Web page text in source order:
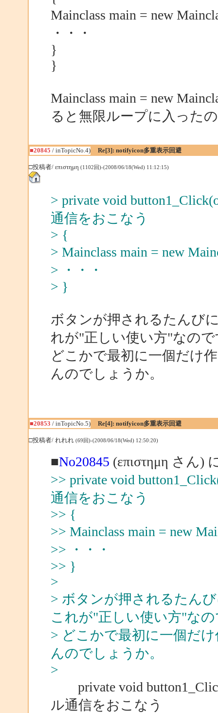
Mainclass main = new
・・・
}
}
Mainclass main = new
ると無限ループに入った
■20845 / inTopicNo.4) Re[3]: notifyicon多重表示回避
□投稿者/ επιστημη (1102回)-(2008/06/18(Wed) 11:12:15)
> private void
通信をおこなう
> {
> Mainclass main = new
> ・・・
> }
ボタンが押されるたんび
れが"正しい使い方"なので
どこかで最初に一個だけ
んのでしょうか。
■20853 / inTopicNo.5) Re[4]: notifyicon多重表示回避
□投稿者/ れれれ (69回)-(2008/06/18(Wed) 12:50:20)
■No20845 (επιστημη さん)
>> private void
通信をおこなう
>> {
>> Mainclass main = new
>> ・・・
>> }
>
> ボタンが押されるたん
これが"正しい使い方"なの
> どこかで最初に一個だ
んのでしょうか。
>
private void
ル通信をおこなう